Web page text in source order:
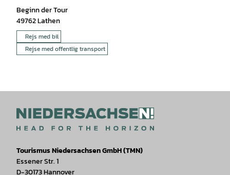
Beginn der Tour
49762Lathen
Rejs med bil
Rejse med offentlig transport
Tourismus Niedersachsen GmbH (TMN)
Essener Str. 1
D-30173 Hannover